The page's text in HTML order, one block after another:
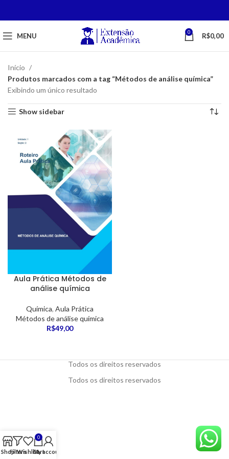
MENU 0 R$0,00
Início
Produtos marcados com a tag “Métodos de análise química”
Exibindo um único resultado
Show sidebar
Aula Prática Métodos de
análise química
Química, Aula Prática
Métodos de análise química
R$49,00
Todos os direitos reservados
Todos os direitos reservados
ShopFiltersWishlist
0
Cart
My account